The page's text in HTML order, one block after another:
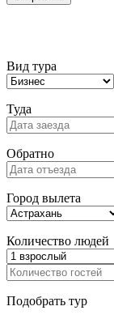
Вид тура
Туда
Обратно
Город вылета
Количество людей
Подобрать тур